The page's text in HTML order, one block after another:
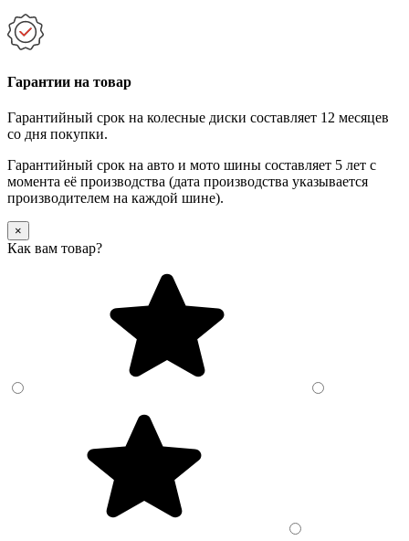
Гарантии на товар
Гарантийный срок на колесные диски составляет 12 месяцев
со дня покупки.
Гарантийный срок на авто и мото шины составляет 5 лет с
момента её производства (дата производства указывается
производителем на каждой шине).
×
Как вам товар?